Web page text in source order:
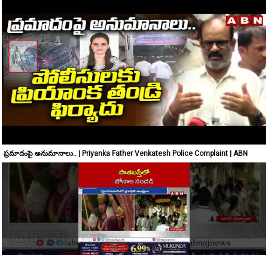
ప్రమాదంపై అనుమానాలు.. | Priyanka Father Venkatesh Police Complaint | ABN